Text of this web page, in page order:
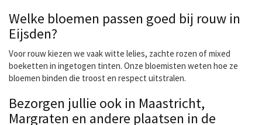
Welke bloemen passen goed bij rouw in
Eijsden?
Voor rouw kiezen we vaak witte lelies, zachte rozen of mixed
boeketten in ingetogen tinten. Onze bloemisten weten hoe ze
bloemen binden die troost en respect uitstralen.
Bezorgen jullie ook in Maastricht,
Margraten en andere plaatsen in de